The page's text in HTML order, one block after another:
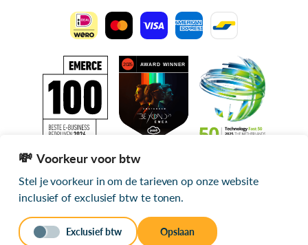
Alle getoonde prijzen zijn exclusief btw
Voorkeur voor btw
Stel je voorkeur in om de tarieven op onze website
inclusief of exclusief btw te tonen.
Exclusief btw Opslaan